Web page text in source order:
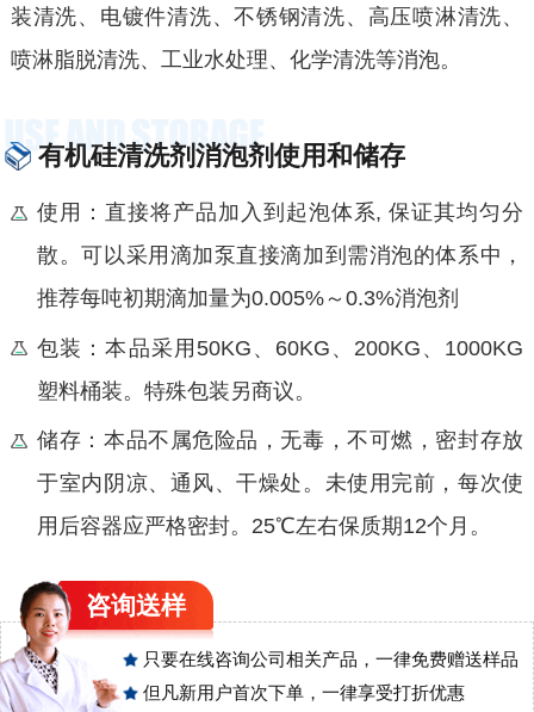
装清洗、电镀件清洗、不锈钢清洗、高压喷淋清洗、
喷淋脂脱清洗、工业水处理、化学清洗等消泡。
有机硅清洗剂消泡剂使用和储存
使用：直接将产品加入到起泡体系, 保证其均匀分
散。可以采用滴加泵直接滴加到需消泡的体系中，
推荐每吨初期滴加量为0.005%～0.3%消泡剂
包装：本品采用50KG、60KG、200KG、1000KG
塑料桶装。特殊包装另商议。
储存：本品不属危险品，无毒，不可燃，密封存放
于室内阴凉、通风、干燥处。未使用完前，每次使
用后容器应严格密封。25℃左右保质期12个月。
咨询送样
只要在线咨询公司相关产品，一律免费赠送样品
但凡新用户首次下单，一律享受打折优惠